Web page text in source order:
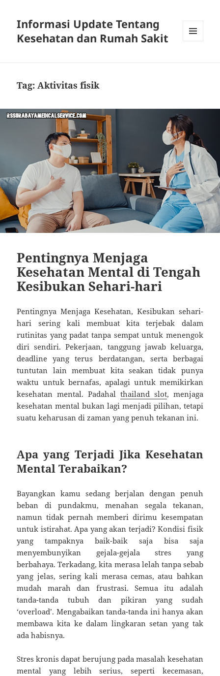
Informasi Update Tentang
Kesehatan dan Rumah Sakit
Tag:Aktivitas fisik
Pentingnya Menjaga
Kesehatan Mental di Tengah
Kesibukan Sehari-hari
Pentingnya Menjaga Kesehatan, Kesibukan sehari-
hari sering kali membuat kita terjebak dalam
rutinitas yang padat tanpa sempat untuk menengok
diri sendiri. Pekerjaan, tanggung jawab keluarga,
deadline yang terus berdatangan, serta berbagai
tuntutan lain membuat kita seakan tidak punya
waktu untuk bernafas, apalagi untuk memikirkan
kesehatan mental. Padahal thailand slot, menjaga
kesehatan mental bukan lagi menjadi pilihan, tetapi
suatu keharusan di zaman yang penuh tekanan ini.
Apa yang Terjadi Jika Kesehatan
Mental Terabaikan?
Bayangkan kamu sedang berjalan dengan penuh
beban di pundakmu, menahan segala tekanan,
namun tidak pernah memberi dirimu kesempatan
untuk istirahat. Apa yang akan terjadi? Kondisi fisik
yang tampaknya baik-baik saja bisa saja
menyembunyikan gejala-gejala stres yang
berbahaya. Terkadang, kita merasa lelah tanpa sebab
yang jelas, sering kali merasa cemas, atau bahkan
mudah marah dan frustrasi. Semua itu adalah
tanda-tanda tubuh dan pikiran yang sudah
‘overload’. Mengabaikan tanda-tanda ini hanya akan
membawa kita ke dalam lingkaran setan yang tak
ada habisnya.
Stres kronis dapat berujung pada masalah kesehatan
mental yang lebih serius, seperti kecemasan,